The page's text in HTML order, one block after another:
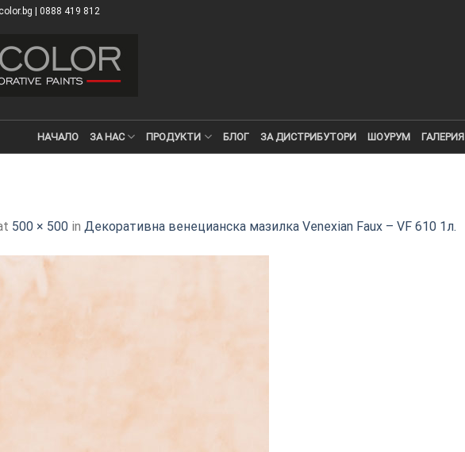
| 0888 419 812
НАЧАЛО ЗА НАС ПРОДУКТИ БЛОГ ЗА ДИСТРИБУТОРИ ШОУРУМ ГАЛЕРИЯ
500 × 500 in Декоративна венецианска мазилка Venexian Faux – VF 610 1л.
МОЖЕТЕ ДА